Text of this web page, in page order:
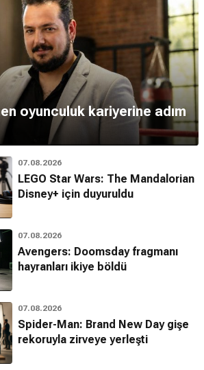
oyunculuk kariyerine adım
07.08.2026
LEGO Star Wars: The Mandalorian
Disney+ için duyuruldu
07.08.2026
Avengers: Doomsday fragmanı
hayranları ikiye böldü
07.08.2026
Spider-Man: Brand New Day gişe
rekoruyla zirveye yerleşti